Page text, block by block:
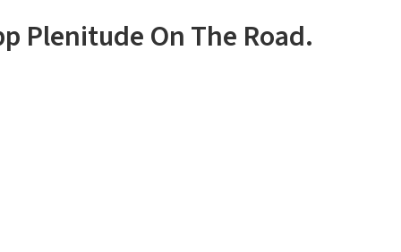
Plenitude On The Road.